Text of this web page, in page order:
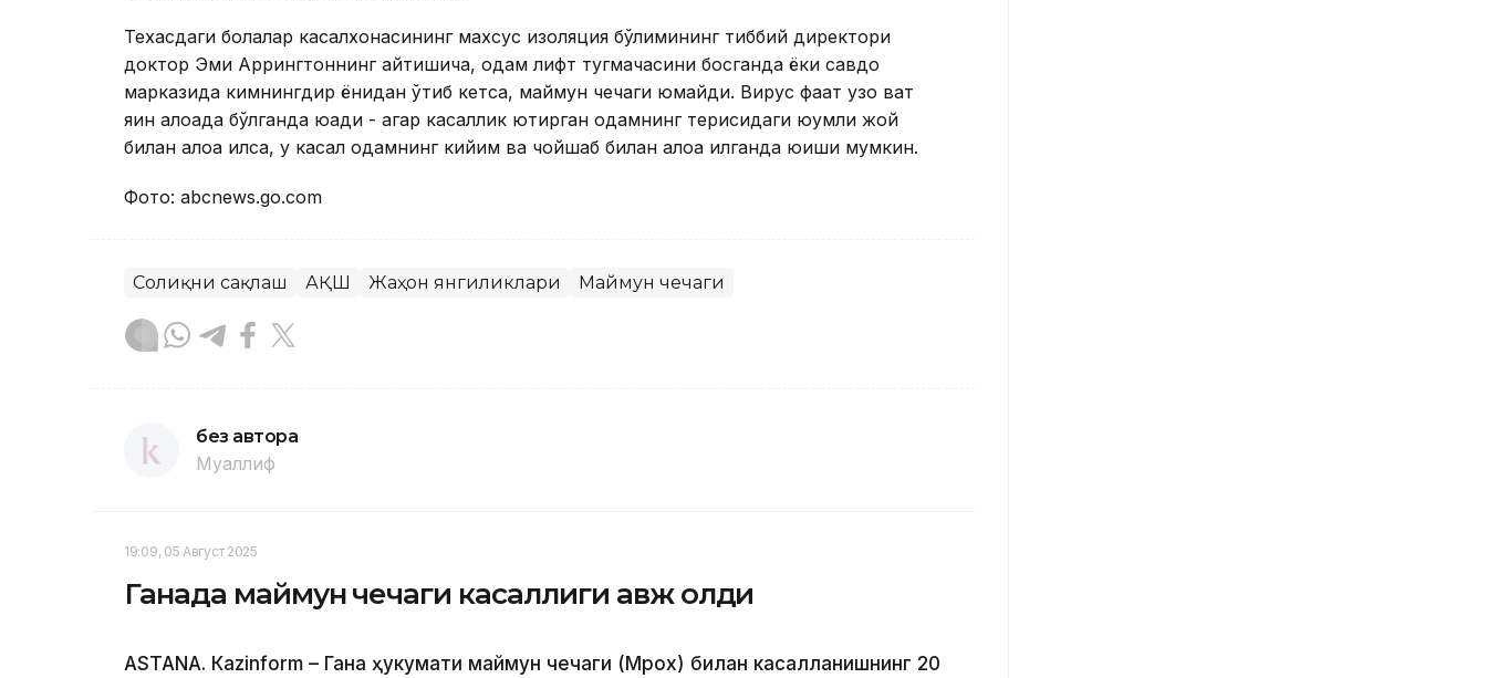
Техасдаги болалар касалхонасининг махсус изоляция бўлимининг тиббий директори
доктор Эми Аррингтоннинг айтишича, одам лифт тугмачасини босганда ёки савдо
марказида кимнингдир ёнидан ўтиб кетса, маймун чечаги юқмайди. Вирус фақат узоқ вақт
яқин алоқада бўлганда юқади - агар касаллик юқтирган одамнинг терисидаги юқумли жой
билан алоқа қилса, у касал одамнинг кийим ва чойшаб билан алоқа қилганда юқиши мумкин.
Фото: аbcnews.gо.cоm
Соғлиқни сақлаш АҚШ Жаҳон янгиликлари Маймун чечаги
без автора
Муаллиф
19:09, 05 Август 2025
Ганада маймун чечаги касаллиги авж олди
ASTANА. Кazinform – Гана ҳукумати маймун чечаги (Мpох) билан касалланишнинг 20